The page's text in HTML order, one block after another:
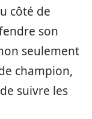
côté de
son
seulement
champion,
suivre les